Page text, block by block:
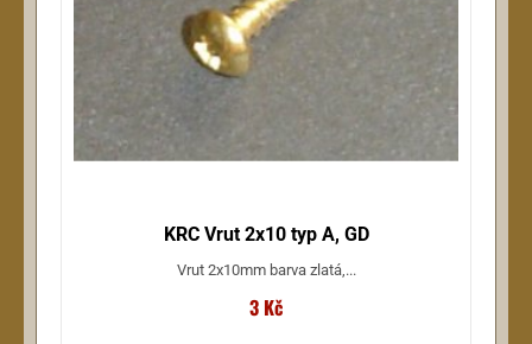
KRC Vrut 2x10 typ A, GD
Vrut 2x10mm barva zlatá,...
3 Kč